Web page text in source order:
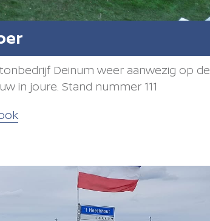
Deinum weer aanwezig op de
in joure. Stand nummer 111